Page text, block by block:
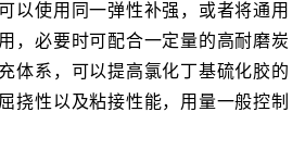
以使用同一弹性补强，或者将通用
，必要时可配合一定量的高耐磨炭
体系，可以提高氯化丁基硫化胶的
挠性以及粘接性能，用量一般控制